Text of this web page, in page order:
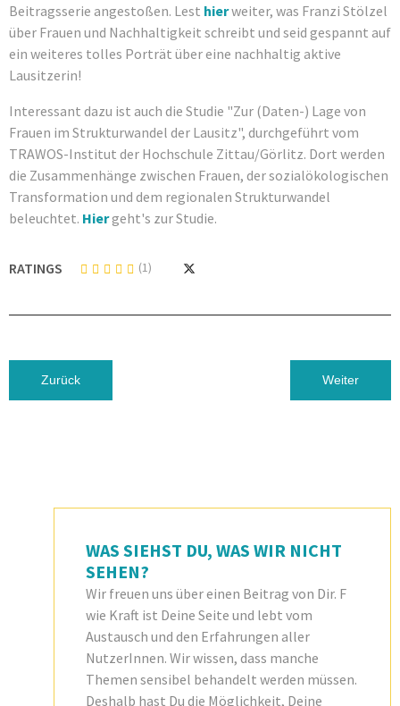
Beitragsserie angestoßen. Lest hierweiter, was Franzi Stölzel
über Frauen und Nachhaltigkeit schreibt und seid gespannt auf
ein weiteres tolles Porträt über eine nachhaltig aktive
Lausitzerin!
Interessant dazu ist auch die Studie "Zur (Daten-) Lage von
Frauen im Strukturwandel der Lausitz", durchgeführt vom
TRAWOS-Institut der Hochschule Zittau/Görlitz. Dort werden
die Zusammenhänge zwischen Frauen, der sozialökologischen
Transformation und dem regionalen Strukturwandel
beleuchtet. Hiergeht's zur Studie.
RATINGS (1)
Vorheriger Beitrag: Das Schöne vor unserer Haustür
Zurück Nächster
Weiter
WAS SIEHST DU, WAS WIR NICHT
SEHEN?
Wir freuen uns über einen Beitrag von Dir. F
wie Kraft ist Deine Seite und lebt vom
Austausch und den Erfahrungen aller
NutzerInnen. Wir wissen, dass manche
Themen sensibel behandelt werden müssen.
Deshalb hast Du die Möglichkeit, Deine